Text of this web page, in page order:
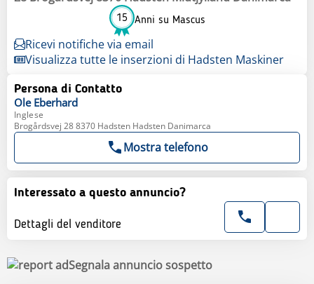
15 Anni su Mascus
Ricevi notifiche via email
Visualizza tutte le inserzioni di Hadsten Maskiner
Persona di Contatto
Ole Eberhard
Inglese
Brogårdsvej 28 8370 Hadsten Hadsten Danimarca
Mostra telefono
Interessato a questo annuncio?
Dettagli del venditore
Segnala annuncio sospetto